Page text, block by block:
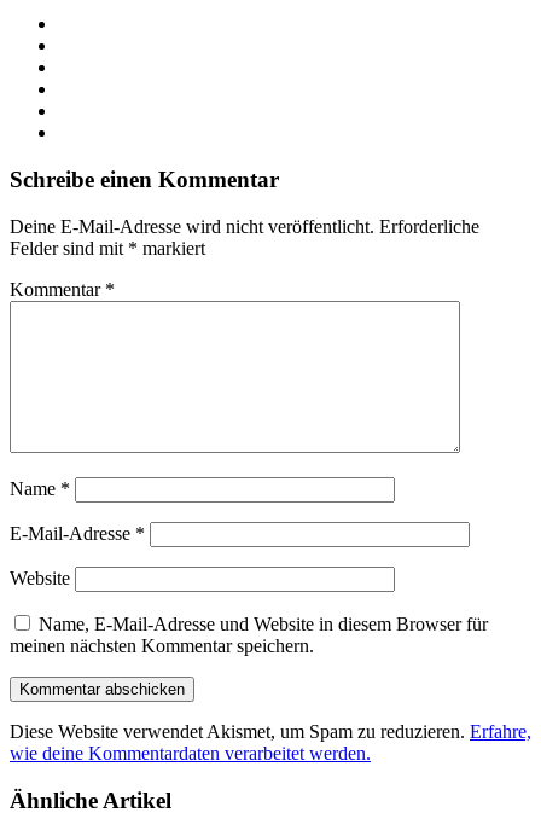
Schreibe einen Kommentar
Deine E-Mail-Adresse wird nicht veröffentlicht. Erforderliche
Felder sind mit * markiert
Kommentar *
Name *
E-Mail-Adresse *
Website
Name, E-Mail-Adresse und Website in diesem Browser für
meinen nächsten Kommentar speichern.
Diese Website verwendet Akismet, um Spam zu reduzieren. Erfahre,
wie deine Kommentardaten verarbeitet werden.
Ähnliche Artikel